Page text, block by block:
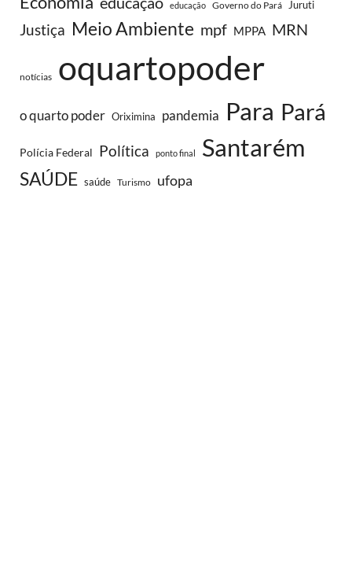
educação Governo do Pará Juruti
Justiça Meio Ambiente mpf MPPA MRN
notícias oquartopoder
o quarto poder Oriximina pandemia Para Pará
Polícia Federal Política ponto final Santarém
SAÚDE saúde Turismo ufopa